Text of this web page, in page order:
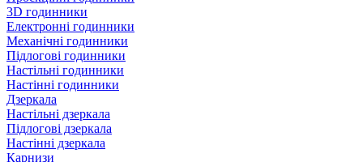
3D годинники
Електронні годинники
Механічні годинники
Підлогові годинники
Настільні годинники
Настінні годинники
Дзеркала
Настільні дзеркала
Підлогові дзеркала
Настінні дзеркала
Карнизи